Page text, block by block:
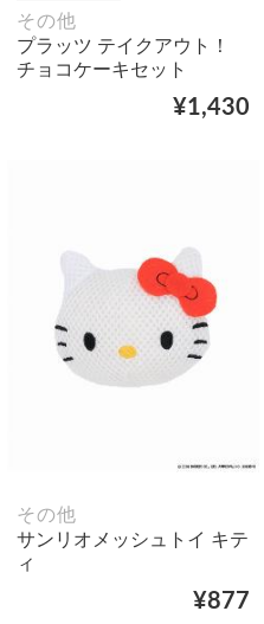
その他
プラッツ テイクアウト！
チョコケーキセット
¥1,430
その他
サンリオメッシュトイ キテ
ィ
¥877